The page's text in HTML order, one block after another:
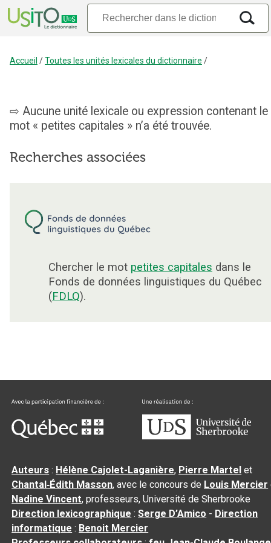
Accueil /Toutes les unités lexicales du dictionnaire /
Aucune unité lexicale ou expression contenant le
mot « petites capitales » n’a été trouvée.
Recherches associées
Chercher le mot petites capitales dans le
Fonds de données linguistiques du Québec
(FDLQ).
Auteurs : Hélène Cajolet-Laganière, Pierre Martel et
Chantal‑Édith Masson, avec le concours de Louis Mercier
Nadine Vincent, professeurs, Université de Sherbrooke
Direction lexicographique :Serge D’Amico - Direction
informatique : Benoit Mercier